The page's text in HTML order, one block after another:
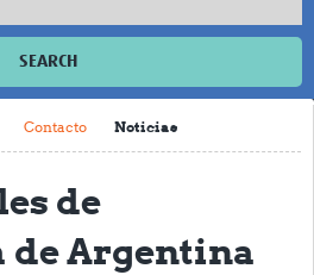
SEARCH
Contacto Noticias
de
Argentina